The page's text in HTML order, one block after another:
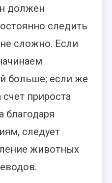
должен
следить
сложно. Если
больше; если же
счет прироста
следует
животных